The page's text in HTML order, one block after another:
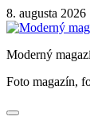
Skip
to
8. augusta 2026
Moderný
Foto magazín,